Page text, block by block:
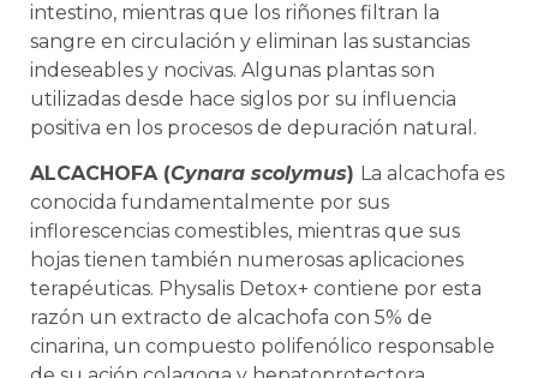
intestino, mientras que los riñones filtran la
sangre en circulación y eliminan las sustancias
indeseables y nocivas. Algunas plantas son
utilizadas desde hace siglos por su influencia
positiva en los procesos de depuración natural.
ALCACHOFA (Cynara scolymus) La alcachofa es
conocida fundamentalmente por sus
inflorescencias comestibles, mientras que sus
hojas tienen también numerosas aplicaciones
terapéuticas. Physalis Detox+ contiene por esta
razón un extracto de alcachofa con 5% de
cinarina, un compuesto polifenólico responsable